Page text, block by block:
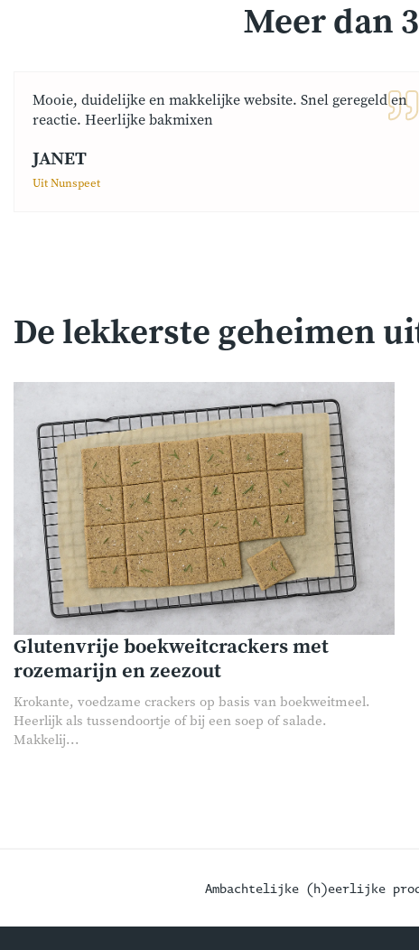
Meer dan
Mooie, duidelijke en makkelijke website. Snel geregeld en
reactie. Heerlijke bakmixen
JANET
Uit Nunspeet
De lekkerste geheimen
Glutenvrije boekweitcrackers met
rozemarijn en zeezout
Krokante, voedzame crackers op basis van boekweitmeel.
Heerlijk als tussendoortje of bij een soep of salade.
Makkelij...
Ambachtelijke (h)eerlijke